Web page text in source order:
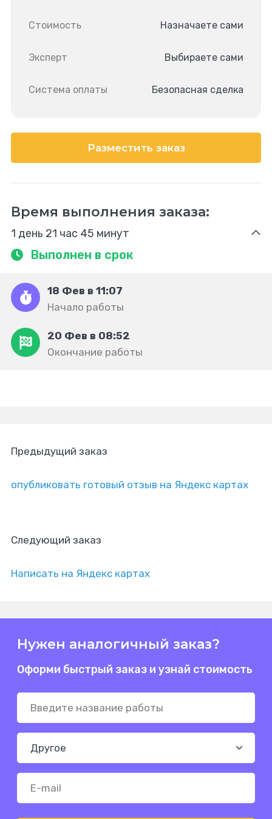
Стоимость Назначаете сами
Эксперт Выбираете сами
Система оплаты Безопасная сделка
Разместить заказ
Время выполнения заказа:
1 день 21 час 45 минут
Выполнен в срок
18 Фев в 11:07
Начало работы
20 Фев в 08:52
Окончание работы
Предыдущий заказ
опубликовать готовый отзыв на Яндекс картах
Следующий заказ
Написать на Яндекс картах
Нужен аналогичный заказ?
Оформи быстрый заказ и узнай стоимость